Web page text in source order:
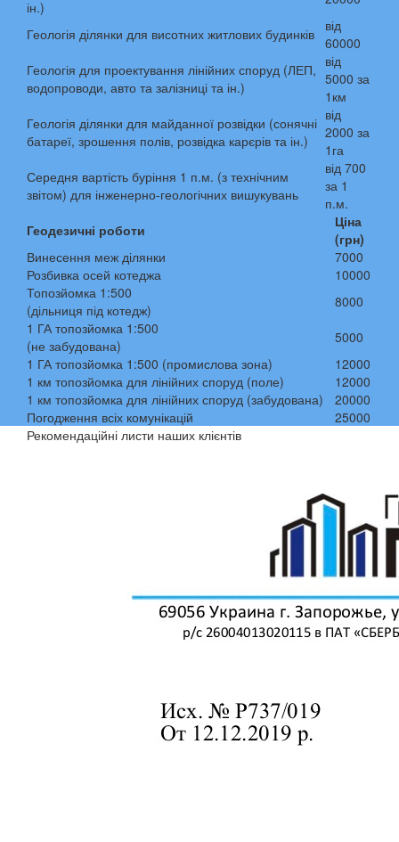
ін.)
Геологія ділянки для висотних житлових будинків
від
60000
Геологія для проектування лінійних споруд (ЛЕП,
водопроводи, авто та залізниці та ін.)
від
5000 за
1км
Геологія ділянки для майданної розвідки (сонячні
батареї, зрошення полів, розвідка карєрів та ін.)
від
2000 за
1га
Середня вартість буріння 1 п.м. (з технічним
звітом) для інженерно-геологічних вишукувань
від 700
за 1
п.м.
Геодезичні роботи
Ціна
(грн)
Винесення меж ділянки
7000
Розбивка осей котеджа
10000
Топозйомка 1:500
(дільниця під котедж)
8000
1 ГА топозйомка 1:500
(не забудована)
5000
1 ГА топозйомка 1:500 (промислова зона)
12000
1 км топозйомка для лінійних споруд (поле)
12000
1 км топозйомка для лінійних споруд (забудована)
20000
Погодження всіх комунікацій
25000
Рекомендаційні листи наших клієнтів